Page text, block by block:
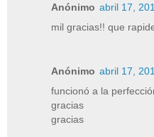
Anónimo abril 17,
mil gracias!! que
Anónimo abril 17,
funcionó a la
gracias
gracias